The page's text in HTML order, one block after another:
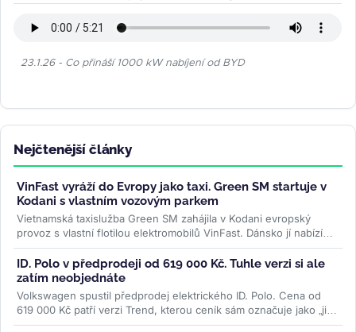
23.1.26 - Co přináší 1000 kW nabíjení od BYD
Nejčtenější články
VinFast vyráží do Evropy jako taxi. Green SM startuje v
Kodani s vlastním vozovým parkem
Vietnamská taxislužba Green SM zahájila v Kodani evropský
provoz s vlastní flotilou elektromobilů VinFast. Dánsko jí nabízí
mimořádně...>>
ID. Polo v předprodeji od 619 000 Kč. Tuhle verzi si ale
zatím neobjednáte
Volkswagen spustil předprodej elektrického ID. Polo. Cena od
619 000 Kč patří verzi Trend, kterou ceník sám označuje jako „již
brzy"....>>